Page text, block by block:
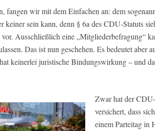
fangen wir mit dem Einfachen an: dem
keiner sein kann, denn § 6a des CDU-Statuts
Ausschließlich eine „Mitgliederbefragung“
Das ist nun geschehen. Es bedeutet aber
keinerlei juristische Bindungswirkung – und
Zwar hat der
versichert, dass
einem Parteitag in